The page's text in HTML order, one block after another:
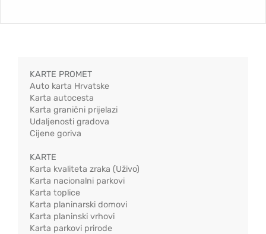
KARTE PROMET
Auto karta Hrvatske
Karta autocesta
Karta granični prijelazi
Udaljenosti gradova
Cijene goriva
KARTE
Karta kvaliteta zraka (Uživo)
Karta nacionalni parkovi
Karta toplice
Karta planinarski domovi
Karta planinski vrhovi
Karta parkovi prirode